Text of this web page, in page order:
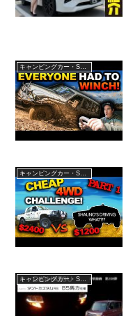
キャンピングカー・SUV人気車種
キャンピングカー・SUV人気車種